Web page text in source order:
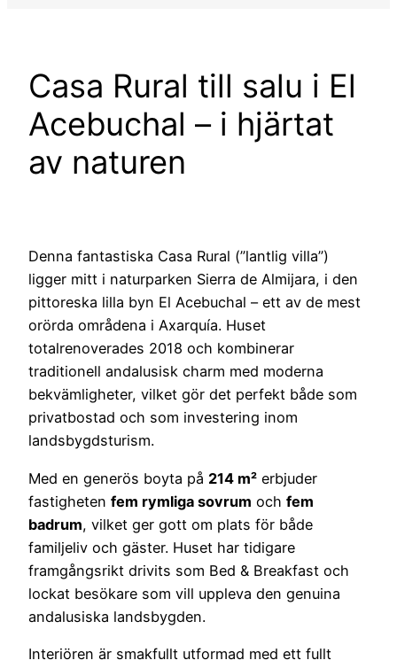
Casa Rural till salu i El
Acebuchal – i hjärtat
av naturen
Denna fantastiska Casa Rural (”lantlig villa”)
ligger mitt i naturparken Sierra de Almijara, i den
pittoreska lilla byn El Acebuchal – ett av de mest
orörda områdena i Axarquía. Huset
totalrenoverades 2018 och kombinerar
traditionell andalusisk charm med moderna
bekvämligheter, vilket gör det perfekt både som
privatbostad och som investering inom
landsbygdsturism.
Med en generös boyta på 214 m² erbjuder
fastigheten fem rymliga sovrum och fem
badrum, vilket ger gott om plats för både
familjeliv och gäster. Huset har tidigare
framgångsrikt drivits som Bed & Breakfast och
lockat besökare som vill uppleva den genuina
andalusiska landsbygden.
Interiören är smakfullt utformad med ett fullt